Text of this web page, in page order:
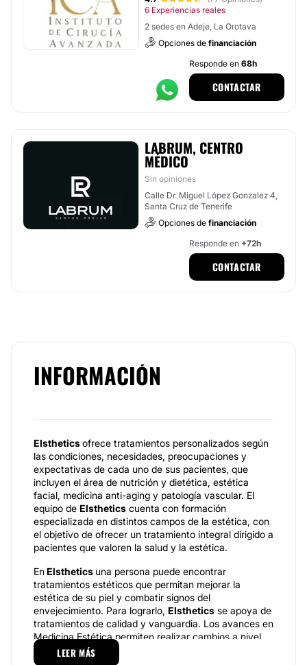
6 Experiencias reales
2 sedes en Adeje, La Orotava
Opciones de financiación
Responde en 68h
CONTACTAR
LABRUM, CENTRO
MÉDICO
Sin opiniones
Calle Dr. Miguel López Gonzalez 4,
Santa Cruz de Tenerife
Opciones de financiación
Responde en +72h
CONTACTAR
INFORMACIÓN
Elstheticsofrece tratamientos personalizados según
las condiciones, necesidades, preocupaciones y
expectativas de cada uno de sus pacientes, que
incluyen el área de nutrición y dietética, estética
facial, medicina anti-aging y patología vascular. El
equipo de Elsthetics cuenta con formación
especializada en distintos campos de la estética, con
el objetivo de ofrecer un tratamiento integral dirigido a
pacientes que valoren la salud y la estética.
EnElsthetics una persona puede encontrar
tratamientos estéticos que permitan mejorar la
estética de su piel y combatir signos del
envejecimiento. Para lograrlo, Elsthetics se apoya de
tratamientos de calidad y vanguardia. Los avances en
Medicina Estética permiten realizar cambios a nivel
facial y corporal. La clave está en la moderación y el
análisis personalizado de las necesidades y
LEER MÁS